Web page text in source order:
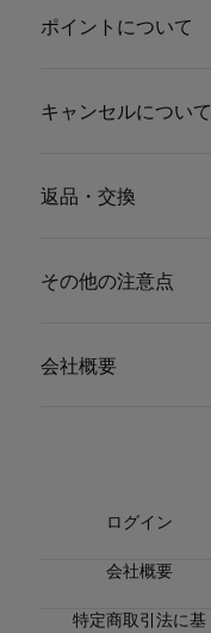
ポイントについて
キャンセルについて
返品・交換
その他の注意点
会社概要
ログイン
会社概要
特定商取引法に基